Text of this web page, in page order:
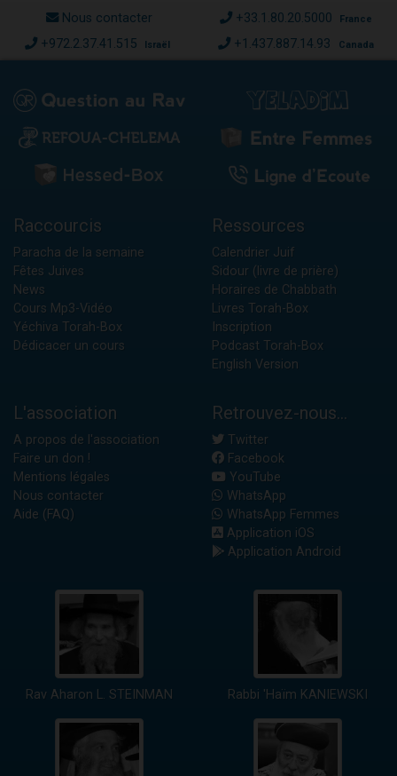
Nous contacter +33.1.80.20.5000 France
+972.2.37.41.515 Israël +1.437.887.14.93 Canada
Raccourcis
Paracha de la semaine
Fêtes Juives
News
Cours Mp3-Vidéo
Yéchiva Torah-Box
Dédicacer un cours
Ressources
Calendrier Juif
Sidour (livre de prière)
Horaires de Chabbath
Livres Torah-Box
Inscription
Podcast Torah-Box
English Version
L'association
A propos de l'association
Faire un don !
Mentions légales
Nous contacter
Aide (FAQ)
Retrouvez-nous...
Twitter
Facebook
YouTube
WhatsApp
WhatsApp Femmes
Application iOS
Application Android
Rav Aharon L. STEINMAN Rabbi 'Haïm KANIEWSKI